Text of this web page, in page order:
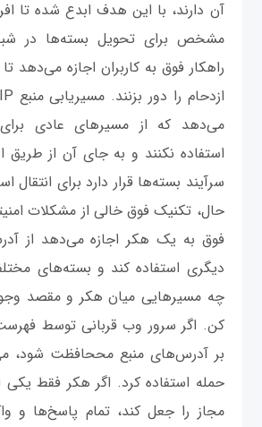
آن دارند، با این هدف ابدع شده تا
مشخص برای تحویل بسته‌ها در
راهکار فوق به کاربران اجازه می‌دهد
می‌دهد که از مسیرهای عادی
استفاده نکنند و به جای آن از طریق
سرآیند بسته‌ها قرار دارد برای انتقال
حال، تکنیک فوق خالی از مشکلات
فوق به یک هکر اجازه می‌دهد از
دیگری استفاده کند و بسته‌های
چه مسیرهایی میان هکر و مقصد
کن. اگر سرور وب قربانی توسط
بر آدرس‌های منبع مححافظت شود،
حمله استفاده کرد. اگر هکر فقط یکی
مجاز را جعل کند، تمام پاسخ‌ها و